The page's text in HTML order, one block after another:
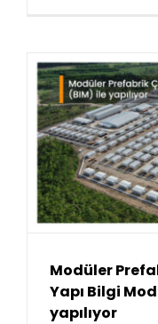
Modüler
Yapı Bilgi
yapılıyor